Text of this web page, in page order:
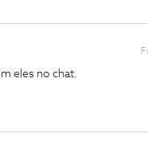
eles no chat.